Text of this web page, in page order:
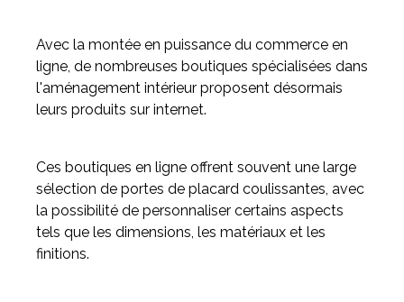
Avec la montée en puissance du commerce en
ligne, de nombreuses boutiques spécialisées dans
l'aménagement intérieur proposent désormais
leurs produits sur internet.
Ces boutiques en ligne offrent souvent une large
sélection de portes de placard coulissantes, avec
la possibilité de personnaliser certains aspects
tels que les dimensions, les matériaux et les
finitions.